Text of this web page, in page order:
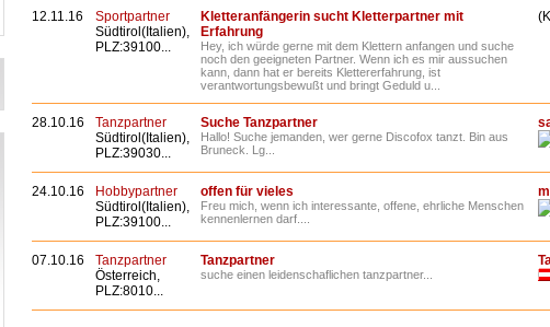
12.11.16
Sportpartner
Südtirol(Italien),
PLZ:39100...
Kletteranfängerin sucht Kletterpartner mit
Erfahrung
Hey, ich würde gerne mit dem Klettern anfangen und suche
noch den geeigneten Partner. Wenn ich es mir aussuchen
kann, dann hat er bereits Klettererfahrung, ist
verantwortungsbewußt und bringt Geduld u...
28.10.16
Tanzpartner
Südtirol(Italien),
PLZ:39030...
Suche Tanzpartner
Hallo! Suche jemanden, wer gerne Discofox tanzt. Bin aus
Bruneck. Lg...
24.10.16
Hobbypartner
Südtirol(Italien),
PLZ:39100...
offen für vieles
Freu mich, wenn ich interessante, offene, ehrliche Menschen
kennenlernen darf....
07.10.16
Tanzpartner
Österreich,
PLZ:8010...
Tanzpartner
suche einen leidenschaflichen tanzpartner...